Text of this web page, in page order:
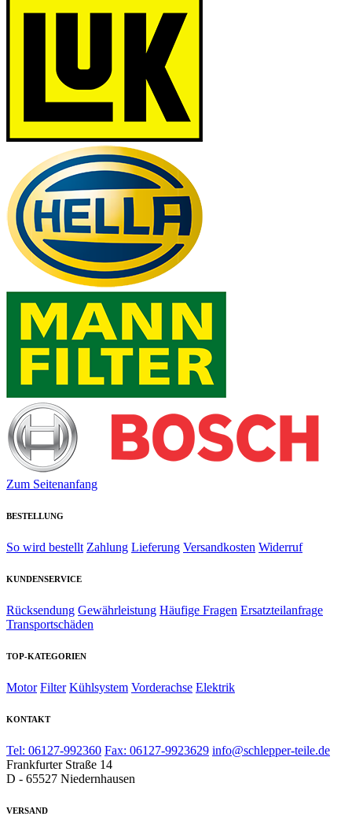
Zum Seitenanfang
BESTELLUNG
So wird bestellt Zahlung Lieferung Versandkosten Widerruf
KUNDENSERVICE
Rücksendung Gewährleistung Häufige Fragen Ersatzteilanfrage
Transportschäden
TOP-KATEGORIEN
Motor Filter Kühlsystem Vorderachse Elektrik
KONTAKT
Tel: 06127-992360 Fax: 06127-9923629 info@schlepper-teile.de
Frankfurter Straße 14
D - 65527 Niedernhausen
VERSAND